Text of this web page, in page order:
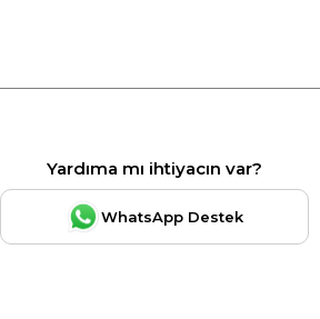
Yardıma mı ihtiyacın var?
WhatsApp Destek